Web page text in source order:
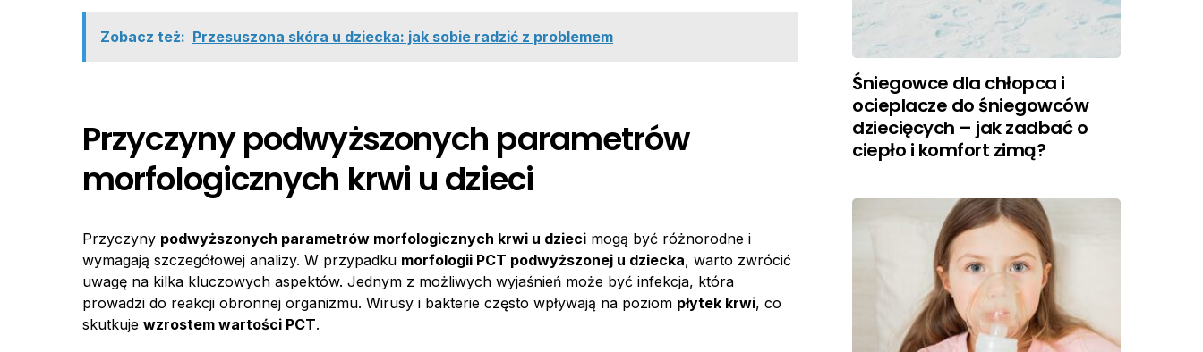
Zobacz też: Przesuszona skóra u dziecka: jak sobie radzić z problemem
Przyczyny podwyższonych parametrów
morfologicznych krwi u dzieci
Przyczyny podwyższonych parametrów morfologicznych krwi u dzieci mogą być różnorodne i
wymagają szczegółowej analizy. W przypadku morfologii PCT podwyższonej u dziecka, warto zwrócić
uwagę na kilka kluczowych aspektów. Jednym z możliwych wyjaśnień może być infekcja, która
prowadzi do reakcji obronnej organizmu. Wirusy i bakterie często wpływają na poziom płytek krwi, co
skutkuje wzrostem wartości PCT.
Śniegowce dla chłopca i
ocieplacze do śniegowców
dziecięcych – jak zadbać o
ciepło i komfort zimą?